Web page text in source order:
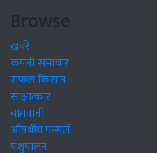
Browse
खबरें
कंपनी समाचार
सफल किसान
साक्षात्कार
बागवानी
औषधीय फसलें
पशुपालन